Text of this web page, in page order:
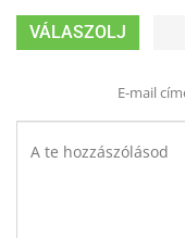
VÁLASZOLJ
E-mail